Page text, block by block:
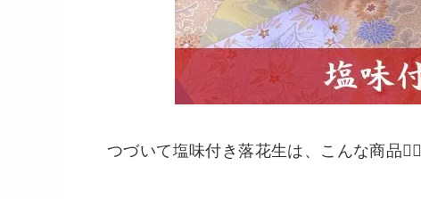
つづいて塩味付き落花生は、こんな商品💁‍♀️